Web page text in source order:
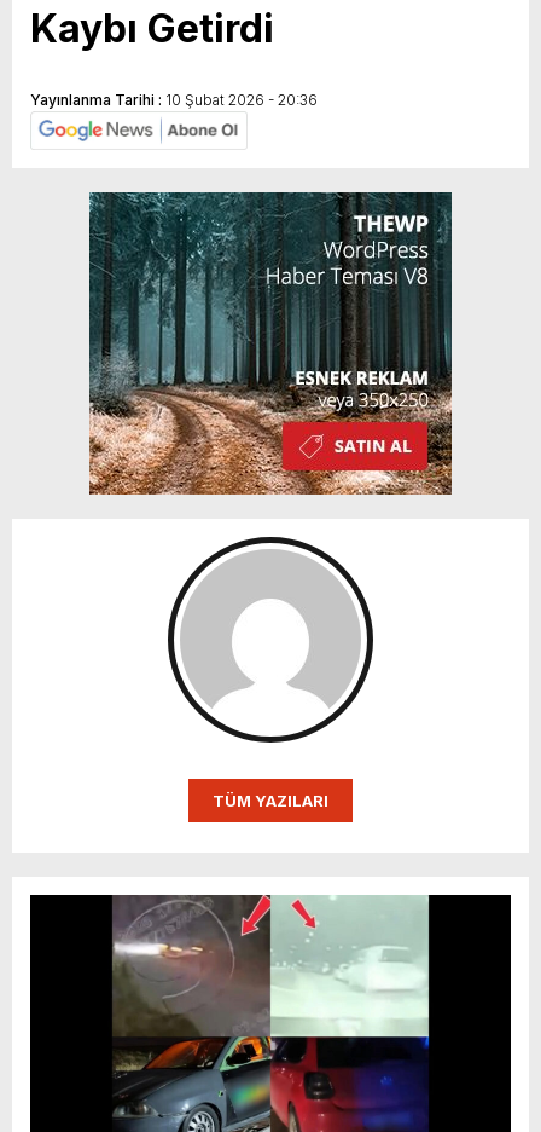
Kaybı Getirdi
Yayınlanma Tarihi : 10 Şubat 2026 - 20:36
TÜM YAZILARI